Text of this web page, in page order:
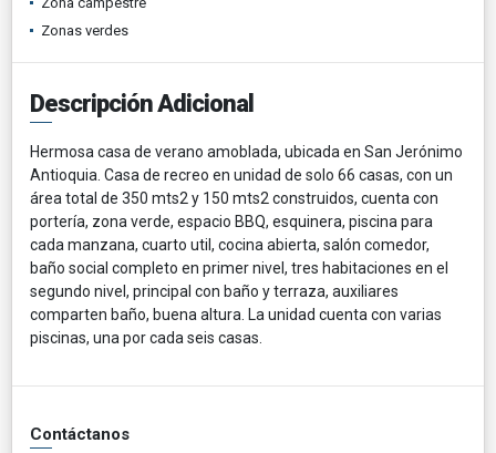
Zonas verdes
Descripción Adicional
Hermosa casa de verano amoblada, ubicada en San Jerónimo
Antioquia. Casa de recreo en unidad de solo 66 casas, con un
área total de 350 mts2 y 150 mts2 construidos, cuenta con
portería, zona verde, espacio BBQ, esquinera, piscina para
cada manzana, cuarto util, cocina abierta, salón comedor,
baño social completo en primer nivel, tres habitaciones en el
segundo nivel, principal con baño y terraza, auxiliares
comparten baño, buena altura. La unidad cuenta con varias
piscinas, una por cada seis casas.
Contáctanos